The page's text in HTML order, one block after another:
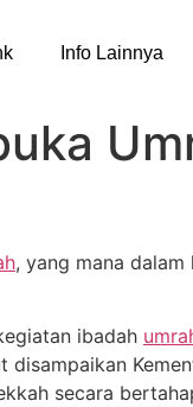
Info Lainnya
, yang mana
ibadah
secara